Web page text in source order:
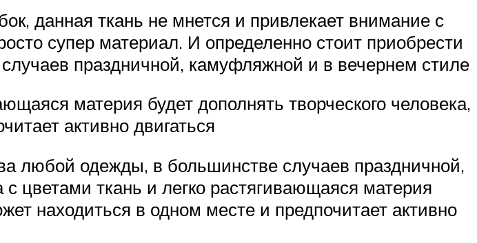
данная ткань не мнется и привлекает внимание с
супер материал. И определенно стоит приобрести
праздничной, камуфляжной и в вечернем стиле
материя будет дополнять творческого человека,
активно двигаться
любой одежды, в большинстве случаев праздничной,
цветами ткань и легко растягивающаяся материя
находиться в одном месте и предпочитает активно